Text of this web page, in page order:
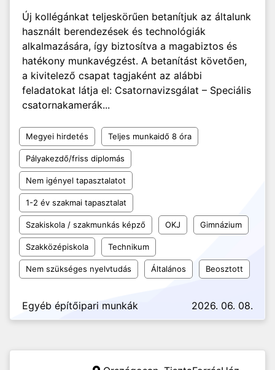
Új kollégánkat teljeskörűen betanítjuk az általunk
használt berendezések és technológiák
alkalmazására, így biztosítva a magabiztos és
hatékony munkavégzést. A betanítást követően,
a kivitelező csapat tagjaként az alábbi
feladatokat látja el: Csatornavizsgálat – Speciális
csatornakamerák...
Megyei hirdetés Teljes munkaidő 8 óra
Pályakezdő/friss diplomás
Nem igényel tapasztalatot
1-2 év szakmai tapasztalat
Szakiskola / szakmunkás képző OKJ Gimnázium
Szakközépiskola Technikum
Nem szükséges nyelvtudás Általános Beosztott
Egyéb építőipari munkák 2026. 06. 08.